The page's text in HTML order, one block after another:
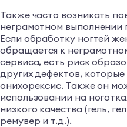
Также часто возникать
неграмотном
Если обработку ногтей
обращается к
сервиса, есть риск
других дефектов,
онихорексис. Также он
использовании на
низкого качества (гель,
ремувер и т.д.).